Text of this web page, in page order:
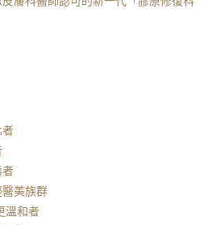
者
者
美族群
溫和者